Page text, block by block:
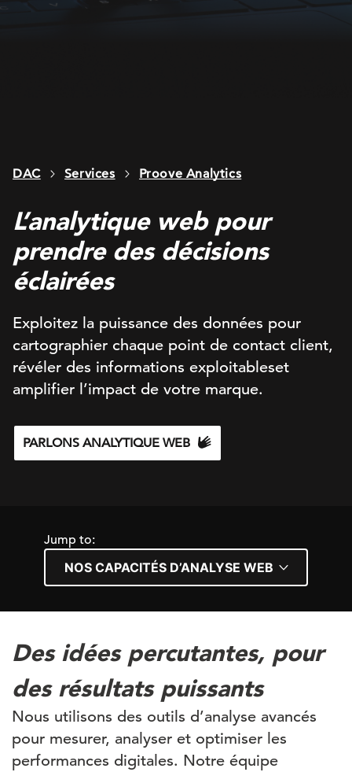
DAC Services Proove Analytics
L’analytique web pour
prendre des décisions
éclairées
Exploitez la puissance des données pour
cartographier chaque point de contact client,
révéler des informations exploitableset
amplifier l’impact de votre marque.
PARLONS ANALYTIQUE WEB
Jump to:
Des idées percutantes, pour
des résultats puissants
Nous utilisons des outils d’analyse avancés
pour mesurer, analyser et optimiser les
performances digitales. Notre équipe